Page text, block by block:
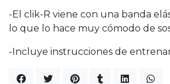
-El clik-R viene con una banda
lo que lo hace muy cómodo de
-Incluye instrucciones de